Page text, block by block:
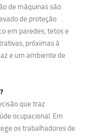
de máquinas são
de proteção
em paredes, tetos e
próximas à
e um ambiente de
que traz
ocupacional. Em
os trabalhadores de